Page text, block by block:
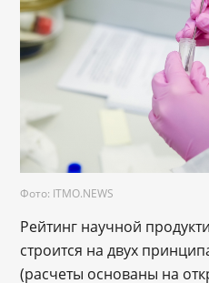
Фото: ITMO.NEWS
Рейтинг научной
строится на двух
(расчеты основаны на